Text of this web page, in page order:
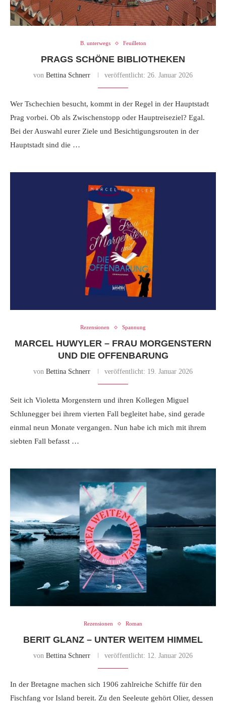
B. unterwegs Feuilleton
PRAGS SCHÖNE BIBLIOTHEKEN
von Bettina Schnerr veröffentlicht: 26. Januar 2026
Wer Tschechien besucht, kommt in der Regel in der Hauptstadt
Prag vorbei. Ob als Zwischenstopp oder Hauptreiseziel? Egal.
Bei der Auswahl eurer Ziele und Besichtigungsrouten in der
Hauptstadt sind die …
Rezensionen Spannung
MARCEL HUWYLER – FRAU MORGENSTERN
UND DIE OFFENBARUNG
von Bettina Schnerr veröffentlicht: 19. Januar 2026
Seit ich Violetta Morgenstern und ihren Kollegen Miguel
Schlunegger bei ihrem vierten Fall begleitet habe, sind gerade
einmal neun Monate vergangen. Nun habe ich mich mit ihrem
siebten Fall befasst …
Rezensionen Roman
BERIT GLANZ – UNTER WEITEM HIMMEL
von Bettina Schnerr veröffentlicht: 12. Januar 2026
In der Bretagne machen sich 1906 zahlreiche Schiffe für den
Fischfang vor Island bereit. Zu den Seeleute gehört Olier, dessen